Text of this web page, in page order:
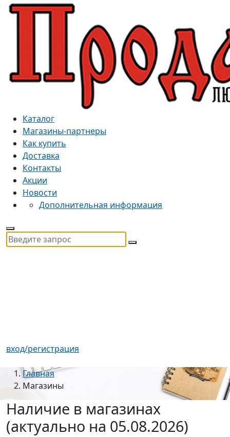
Каталог
Магазины-партнеры
Как купить
Доставка
Контакты
Акции
Новости
Дополнительная информация
вход/регистрация
Главная
Магазины
Наличие в магазинах
(актуально на 05.08.2026)